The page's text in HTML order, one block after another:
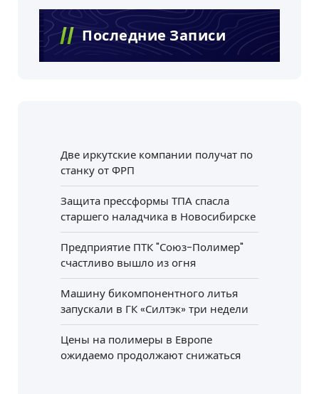
Последние Записи
Две иркутские компании получат по
станку от ФРП
Защита прессформы ТПА спасла
старшего наладчика в Новосибирске
Предприятие ПТК "Союз-Полимер"
счастливо вышло из огня
Машину бикомпонентного литья
запускали в ГК «Силтэк» три недели
Цены на полимеры в Европе
ожидаемо продолжают снижаться